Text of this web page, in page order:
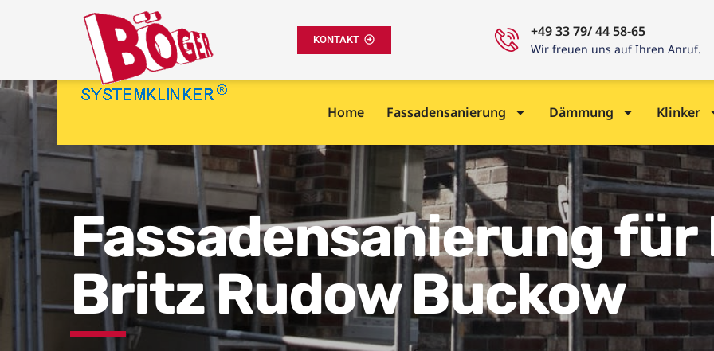
KONTAKT +49 33 79/ 44 58-65
Wir freuen uns auf Ihren Anruf.
Home Fassadensanierung Dämmung Klinker
Fassadensanierung für
Britz Rudow Buckow